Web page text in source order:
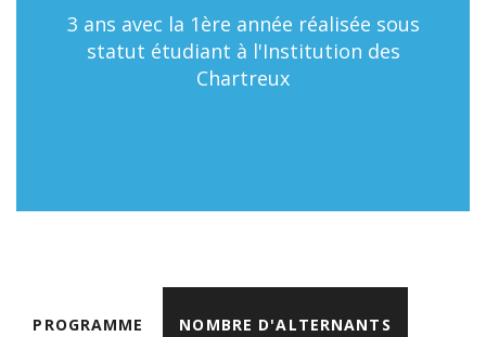
3 ans avec la 1ère année réalisée sous
statut étudiant à l'Institution des
Chartreux
PROGRAMME NOMBRE D'ALTERNANTS